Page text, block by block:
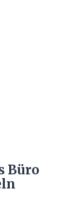
Büro